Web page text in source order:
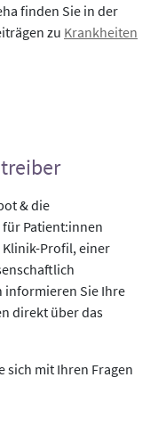
finden Sie in der
zu Krankheiten
& die
Patient:innen
Profil, einer
informieren Sie Ihre
direkt über das
sich mit Ihren Fragen